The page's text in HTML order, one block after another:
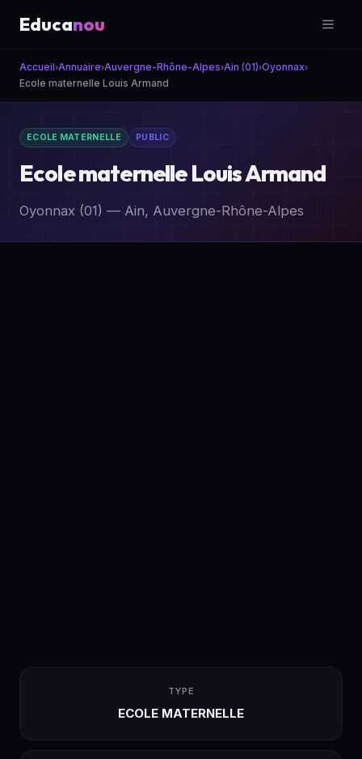
Educanou
Accueil›Annuaire›Auvergne-Rhône-Alpes›Ain (01)›Oyonnax›
Ecole maternelle Louis Armand
ECOLE MATERNELLE PUBLIC
Ecole maternelle Louis Armand
Oyonnax (01) — Ain, Auvergne-Rhône-Alpes
TYPE
ECOLE MATERNELLE